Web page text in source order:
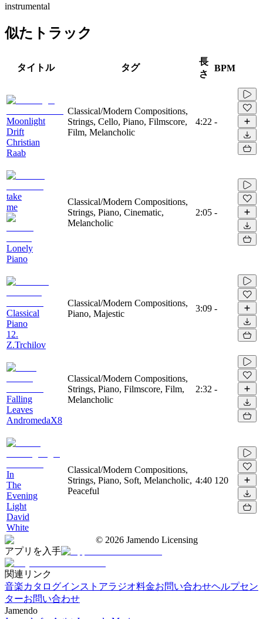
instrumental
似たトラック
タイトル タグ
長
さ
BPM
Moonlight
Drift
Christian
Raab
Classical/Modern Compositions,
Strings, Cello, Piano, Filmscore,
Film, Melancholic
4:22 -
take
me
Lonely
Piano
Classical/Modern Compositions,
Strings, Piano, Cinematic,
Melancholic
2:05 -
Classical
Piano
12.
Z.Trchilov
Classical/Modern Compositions,
Piano, Majestic
3:09 -
Falling
Leaves
AndromedaX8
Classical/Modern Compositions,
Strings, Piano, Filmscore, Film,
Melancholic
2:32 -
In
The
Evening
Light
David
White
Classical/Modern Compositions,
Strings, Piano, Soft, Melancholic,
Peaceful
4:40 120
© 2026 Jamendo Licensing
アプリを入手
関連リンク
音楽カタログインストアラジオ料金お問い合わせヘルプセン
ターお問い合わせ
Jamendo